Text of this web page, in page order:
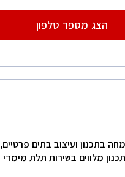
הצג מספר טלפון
בתכנון ועיצוב בתים פרטיים,
מלווים בשירות תלת מימדי